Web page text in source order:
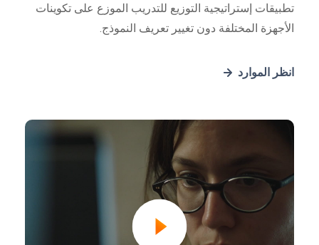
تطبيقات إستراتيجية التوزيع للتدريب الموزع على تكوينات
الأجهزة المختلفة دون تغيير تعريف النموذج.
انظر الموارد